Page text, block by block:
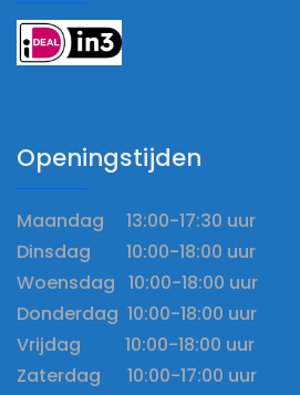
Openingstijden
Maandag 13:00-17:30 uur
Dinsdag 10:00-18:00 uur
Woensdag 10:00-18:00 uur
Donderdag 10:00-18:00 uur
Vrijdag 10:00-18:00 uur
Zaterdag 10:00-17:00 uur